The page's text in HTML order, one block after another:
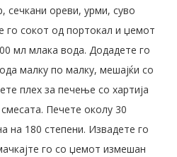
сечкани ореви, урми, суво
го сокот од портокал и џемот
мл млака вода. Додадете го
малку по малку, мешајќи со
плех за печење со хартија
Печете околу 30
на 180 степени. Извадете го
го со џемот измешан